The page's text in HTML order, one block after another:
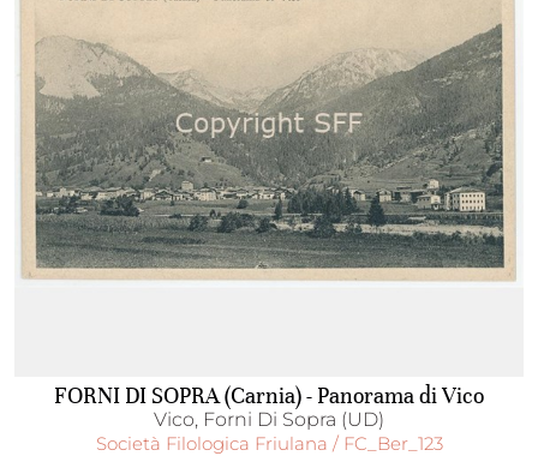
FORNI DI SOPRA (Carnia) - Panorama di Vico
Vico, Forni Di Sopra (UD)
Società Filologica Friulana / FC_Ber_123